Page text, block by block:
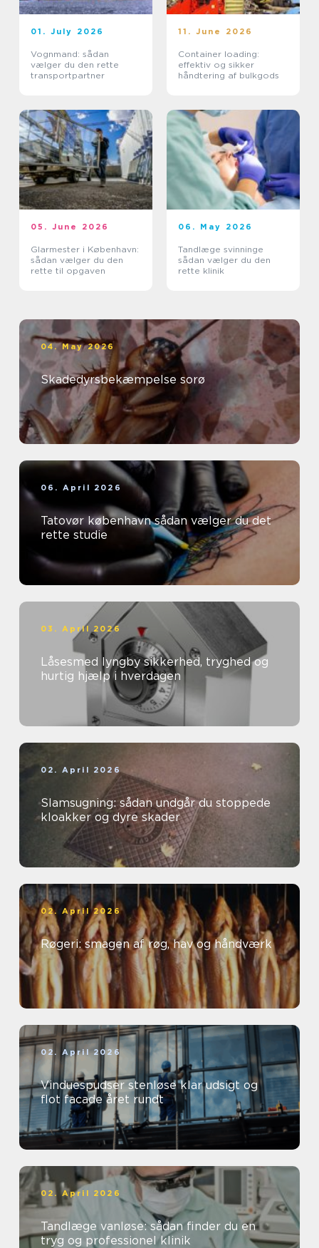
01. July 2026
Vognmand: sådan
vælger du den rette
transportpartner
11. June 2026
Container loading:
effektiv og sikker
håndtering af bulkgods
05. June 2026
Glarmester i København:
sådan vælger du den
rette til opgaven
06. May 2026
Tandlæge svinninge
sådan vælger du den
rette klinik
04. May 2026
Skadedyrsbekæmpelse sorø
06. April 2026
Tatovør københavn sådan vælger du det
rette studie
03. April 2026
Låsesmed lyngby sikkerhed, tryghed og
hurtig hjælp i hverdagen
02. April 2026
Slamsugning: sådan undgår du stoppede
kloakker og dyre skader
02. April 2026
Røgeri: smagen af røg, hav og håndværk
02. April 2026
Vinduespudser stenløse klar udsigt og
flot facade året rundt
02. April 2026
Tandlæge vanløse: sådan finder du en
tryg og professionel klinik